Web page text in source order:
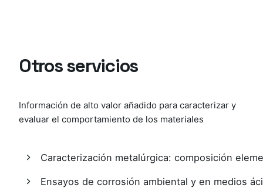
Otros servicios
Información de alto valor añadido para caracterizar y
evaluar el comportamiento de los materiales
Caracterización metalúrgica: composición
Ensayos de corrosión ambiental y en medios